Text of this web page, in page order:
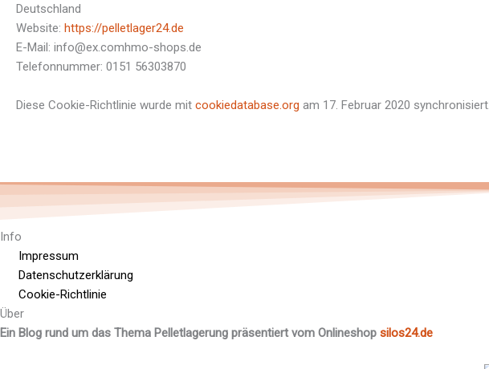
Deutschland
Website: https://pelletlager24.de
E-Mail: info@ex.comhmo-shops.de
Telefonnummer: 0151 56303870
Diese Cookie-Richtlinie wurde mit cookiedatabase.org am 17. Februar 2020 synchronisiert.
Info
Impressum
Datenschutzerklärung
Cookie-Richtlinie
Über
Ein Blog rund um das Thema Pelletlagerung präsentiert vom Onlineshop silos24.de